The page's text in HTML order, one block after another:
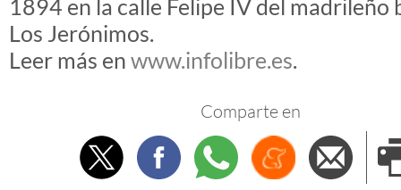
1894 en la calle Felipe IV del madrileño
Los Jerónimos.
Leer más en www.infolibre.es.
Comparte en
TwitterFacebookWhatsappMenéame